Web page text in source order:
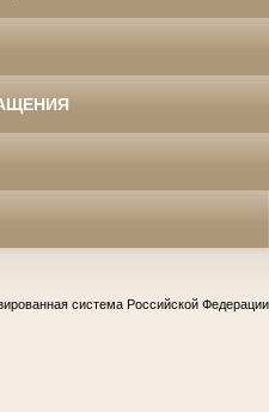
система Российской